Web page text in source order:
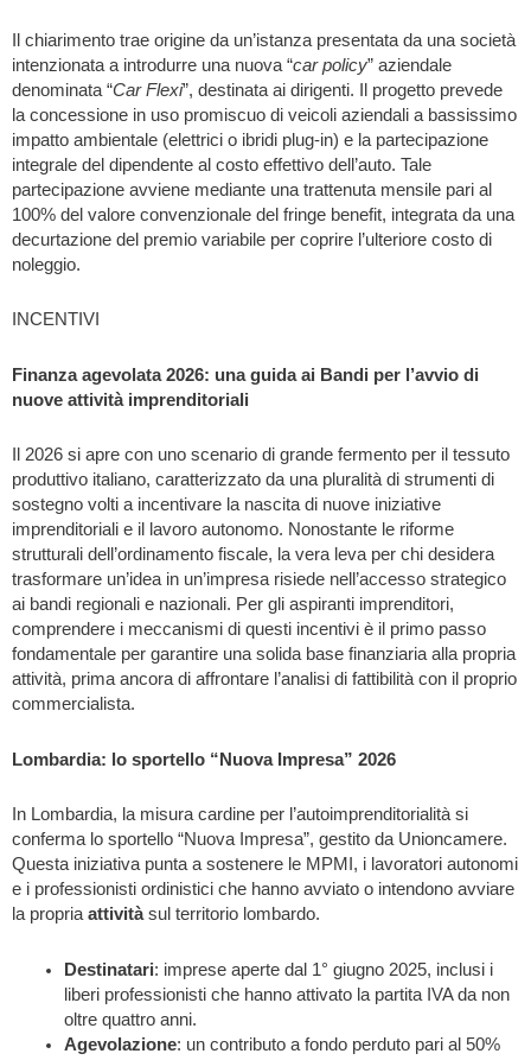
Il chiarimento trae origine da un’istanza presentata da una società
intenzionata a introdurre una nuova “car policy” aziendale
denominata “Car Flexi”, destinata ai dirigenti. Il progetto prevede
la concessione in uso promiscuo di veicoli aziendali a bassissimo
impatto ambientale (elettrici o ibridi plug-in) e la partecipazione
integrale del dipendente al costo effettivo dell’auto. Tale
partecipazione avviene mediante una trattenuta mensile pari al
100% del valore convenzionale del fringe benefit, integrata da una
decurtazione del premio variabile per coprire l’ulteriore costo di
noleggio.
INCENTIVI
Finanza agevolata 2026: una guida ai Bandi per l’avvio di
nuove attività imprenditoriali
Il 2026 si apre con uno scenario di grande fermento per il tessuto
produttivo italiano, caratterizzato da una pluralità di strumenti di
sostegno volti a incentivare la nascita di nuove iniziative
imprenditoriali e il lavoro autonomo. Nonostante le riforme
strutturali dell’ordinamento fiscale, la vera leva per chi desidera
trasformare un’idea in un’impresa risiede nell’accesso strategico
ai bandi regionali e nazionali. Per gli aspiranti imprenditori,
comprendere i meccanismi di questi incentivi è il primo passo
fondamentale per garantire una solida base finanziaria alla propria
attività, prima ancora di affrontare l’analisi di fattibilità con il proprio
commercialista.
Lombardia: lo sportello “Nuova Impresa” 2026
In Lombardia, la misura cardine per l’autoimprenditorialità si
conferma lo sportello “Nuova Impresa”, gestito da Unioncamere.
Questa iniziativa punta a sostenere le MPMI, i lavoratori autonomi
e i professionisti ordinistici che hanno avviato o intendono avviare
la propriaattivitàsul territorio lombardo.
Destinatari: imprese aperte dal 1° giugno 2025, inclusi i
liberi professionisti che hanno attivato la partita IVA da non
oltre quattro anni.
Agevolazione: un contributo a fondo perduto pari al 50%